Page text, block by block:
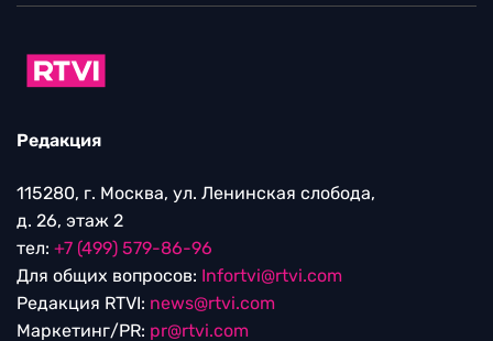
Редакция
115280, г. Москва, ул. Ленинская слобода,
д. 26, этаж 2
тел: +7 (499) 579-86-96
Для общих вопросов: Infortvi@rtvi.com
Редакция RTVI: news@rtvi.com
Маркетинг/PR: pr@rtvi.com